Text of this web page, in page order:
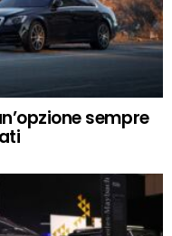
sempre